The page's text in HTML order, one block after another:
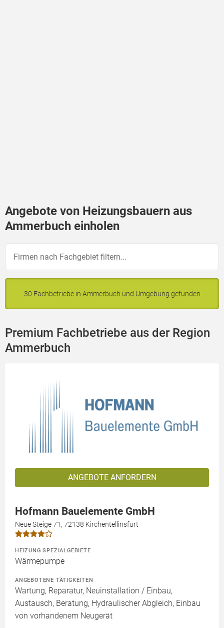
Angebote von Heizungsbauern aus
Ammerbuch einholen
30 Fachbetriebe in Ammerbuch und Umgebung gefunden
Premium Fachbetriebe aus der Region
Ammerbuch
ANGEBOTE ANFORDERN
Hofmann Bauelemente GmbH
Neue Steige 71, 72138 Kirchentellinsfurt
HEIZUNG SPEZIALGEBIETE
Wärmepumpe
ANGEBOTENE TÄTIGKEITEN
Wartung, Reparatur, Neuinstallation / Einbau,
Austausch, Beratung, Hydraulischer Abgleich, Einbau
von vorhandenem Neugerät